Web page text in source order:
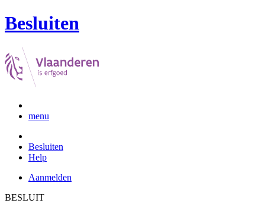
Besluiten
menu
Besluiten
Help
Aanmelden
BESLUIT